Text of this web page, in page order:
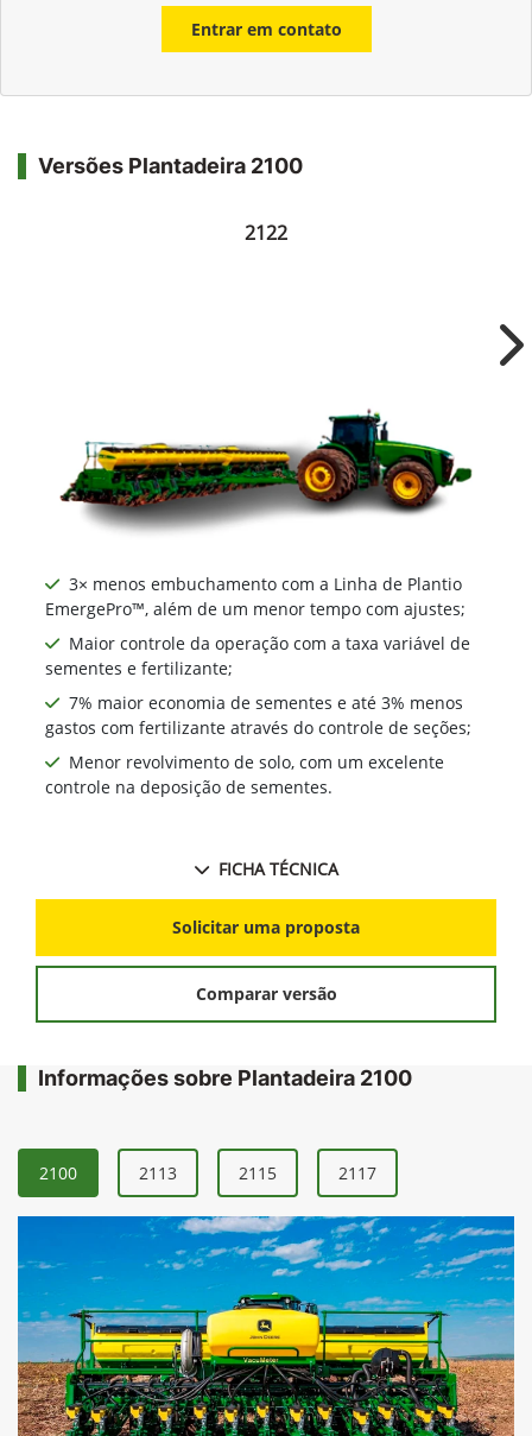
Entrar em contato
Versões Plantadeira 2100
2122
3× menos embuchamento com a Linha de Plantio
EmergePro™, além de um menor tempo com ajustes;
Maior controle da operação com a taxa variável de
sementes e fertilizante;
7% maior economia de sementes e até 3% menos
gastos com fertilizante através do controle de seções;
Menor revolvimento de solo, com um excelente
controle na deposição de sementes.
FICHA TÉCNICA
Solicitar uma proposta
Comparar versão
Informações sobre Plantadeira 2100
2100 2113 2115 2117